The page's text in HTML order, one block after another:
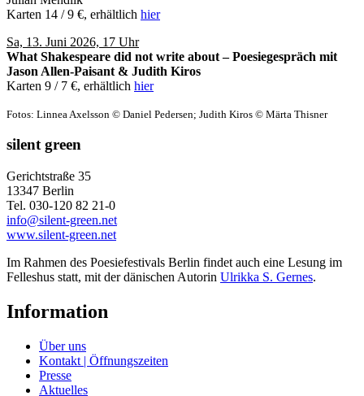
Karten 14 / 9 €, erhältlich hier
Sa, 13. Juni 2026, 17 Uhr
What Shakespeare did not write about – Poesiegespräch mit
Jason Allen-Paisant & Judith Kiros
Karten 9 / 7 €, erhältlich hier
Fotos: Linnea Axelsson © Daniel Pedersen; Judith Kiros © Märta Thisner
silent green
Gerichtstraße 35
13347 Berlin
Tel. 030-120 82 21-0
info@silent-green.net
www.silent-green.net
Im Rahmen des Poesiefestivals Berlin findet auch eine Lesung im
Felleshus statt, mit der dänischen Autorin Ulrikka S. Gernes.
Information
Über uns
Kontakt | Öffnungszeiten
Presse
Aktuelles